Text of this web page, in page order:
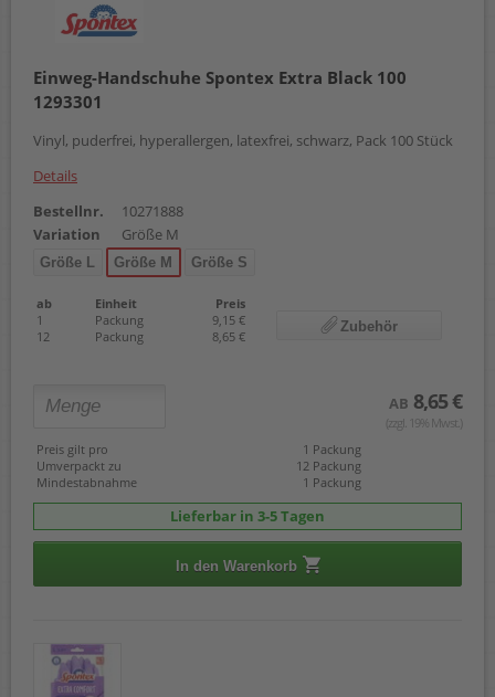
Einweg-Handschuhe Spontex Extra Black 100
1293301
Vinyl, puderfrei, hyperallergen, latexfrei, schwarz, Pack 100 Stück
Details
Bestellnr.
10271888
Variation
Größe M
Größe L Größe M Größe S
ab Einheit
Preis
1
Packung
9,15 €
12
Packung 8,65 €
Zubehör
AB 8,65 €
(zzgl. 19% Mwst.)
Preis gilt pro
1 Packung
Umverpackt zu
12 Packung
Mindestabnahme
1 Packung
Lieferbar in 3-5 Tagen
In den Warenkorb